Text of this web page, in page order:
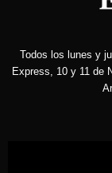
Todos los lunes y
Express, 10 y 11 de